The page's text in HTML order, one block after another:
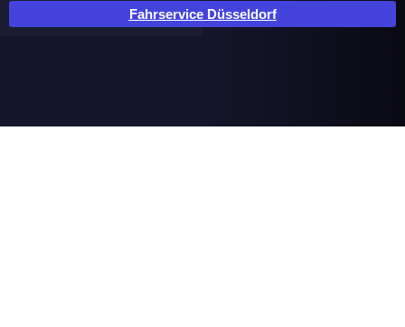
Fahrservice Düsseldorf